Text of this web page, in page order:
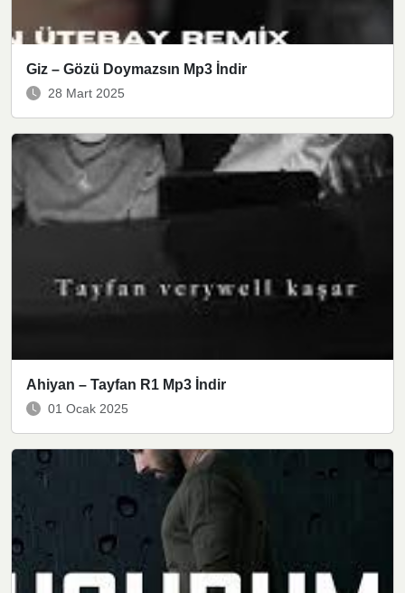
Giz – Gözü Doymazsın Mp3 İndir
28 Mart 2025
Ahiyan – Tayfan R1 Mp3 İndir
01 Ocak 2025